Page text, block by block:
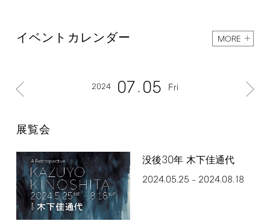
イベントカレンダー MORE
2024 07 05 Fri
展覧会
没後30年 木下佳通代
2024.05.25 – 2024.08.18